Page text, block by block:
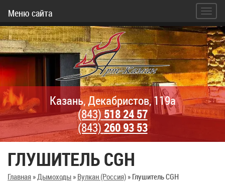
Меню сайта
Казань, Декабристов, 119а
(843)518 24 57
(843)260 93 53
ГЛУШИТЕЛЬ CGH
Главная»Дымоходы» Вулкан (Россия)» Глушитель CGH